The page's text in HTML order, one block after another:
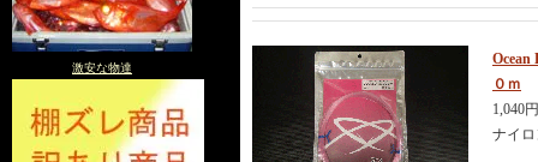
激安な物達
０ｍ
1,040
ナイ